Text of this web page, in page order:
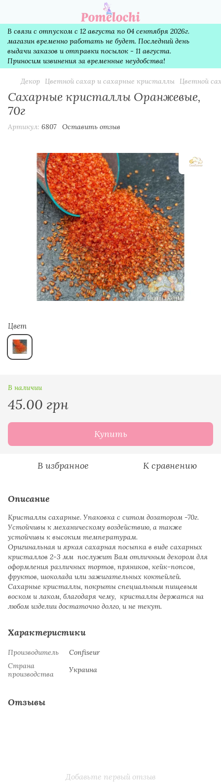
В связи с отпуском с 12 августа по 04 сентября 2026г.
магазин временно работать не будет. Последний день
выдачи заказов и отправки посылок - 11 августа.
Приносим извинения за временные неудобства!
Декор Цветной сахар и сахарные кристаллы Цветной
Сахарные кристаллы Оранжевые,
70г
Артикул: 6807 Оставить отзыв
Цвет
В наличии
45.00 грн
Купить
В избранное К сравнению
Описание
Кристаллы сахарные. Упаковка с ситом дозатором -70г.
Устойчивы к механическому воздействию, а также
устойчивы к высоким температурам.
Оригинальная и яркая сахарная посыпка в виде сахарных
кристаллов 2-3 мм послужит Вам отличным декором для
оформления различных тортов, пряников, кейк-попсов,
фруктов, шоколада или зажигательных коктейлей.
Сахарные кристаллы, покрыты специальным пищевым
воском и лаком, благодаря чему, кристаллы держатся на
любом изделии достаточно долго, и не текут.
Характеристики
Производитель
Confiseur
Страна
производства
Украина
Отзывы
Добавьте первый отзыв